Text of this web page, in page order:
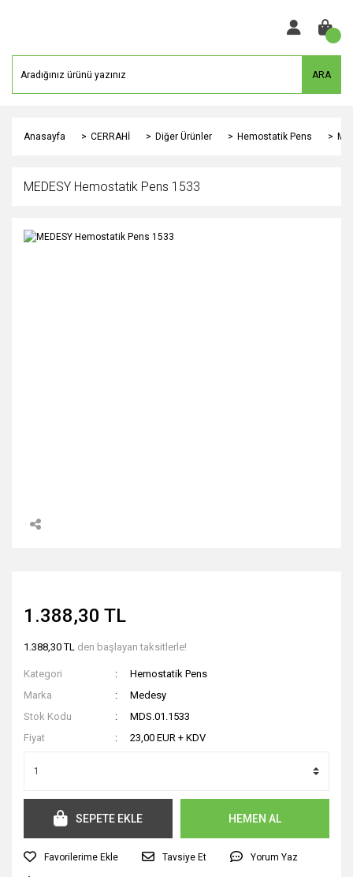
ARA
Anasayfa CERRAHİ Diğer Ürünler Hemostatik Pens
MEDESY Hemostatik Pens 1533
1.388,30 TL
1.388,30 TL den başlayan taksitlerle!
Kategori
Hemostatik Pens
Marka
Medesy
Stok Kodu
MDS.01.1533
Fiyat
23,00 EUR + KDV
SEPETE EKLE HEMEN AL
Tavsiye Et Yorum Yaz